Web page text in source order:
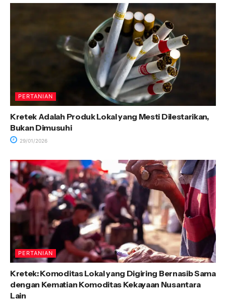
PERTANIAN
Kretek Adalah Produk Lokal yang Mesti Dilestarikan,
Bukan Dimusuhi
29/01/2026
PERTANIAN
Kretek: Komoditas Lokal yang Digiring Bernasib Sama
dengan Kematian Komoditas Kekayaan Nusantara
Lain